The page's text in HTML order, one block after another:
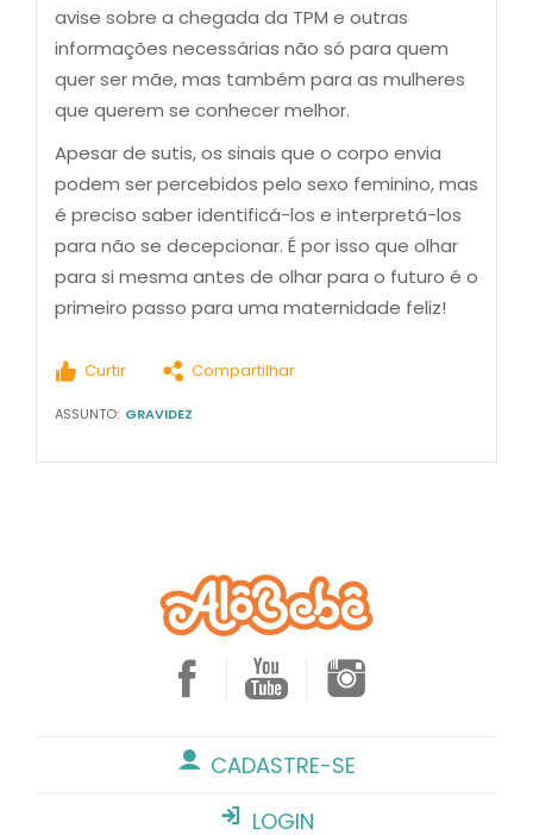
avise sobre a chegada da TPM e outras
informações necessárias não só para quem
quer ser mãe, mas também para as mulheres
que querem se conhecer melhor.
Apesar de sutis, os sinais que o corpo envia
podem ser percebidos pelo sexo feminino, mas
é preciso saber identificá-los e interpretá-los
para não se decepcionar. É por isso que olhar
para si mesma antes de olhar para o futuro é o
primeiro passo para uma maternidade feliz!
Curtir Compartilhar
ASSUNTO: GRAVIDEZ
CADASTRE-SE
LOGIN